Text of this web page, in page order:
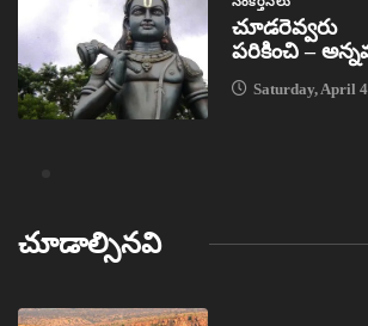
పరికించి –
Saturday, April
చూడాల్సినవి